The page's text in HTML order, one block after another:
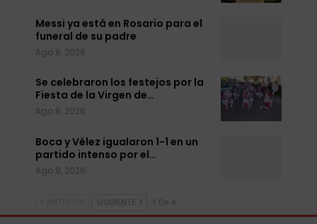
Messi ya está en Rosario para el
funeral de su padre
Ago 8, 2026
Se celebraron los festejos por la
Fiesta de la Virgen de…
Ago 8, 2026
Boca y Vélez igualaron 1-1 en un
partido intenso por el…
Ago 8, 2026
SIGUIENTE 1 De 4